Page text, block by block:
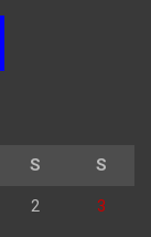
S S
2 3